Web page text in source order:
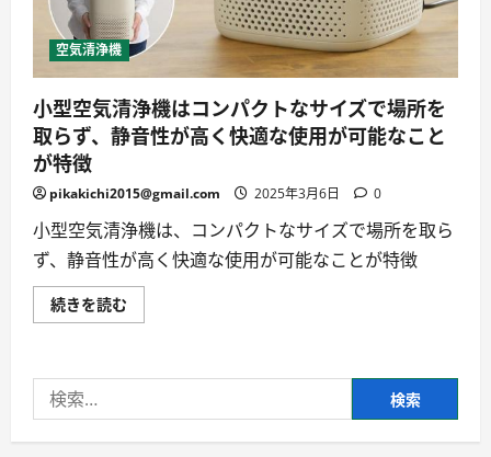
空気清浄機
小型空気清浄機はコンパクトなサイズで場所を
取らず、静音性が高く快適な使用が可能なこと
が特徴
pikakichi2015@gmail.com 2025年3月6日 0
小型空気清浄機は、コンパクトなサイズで場所を取ら
ず、静音性が高く快適な使用が可能なことが特徴
続きを読む
型
浄
コ
ン
索: